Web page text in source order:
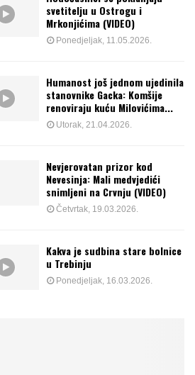
svetitelju u Ostrogu i
Mrkonjićima (VIDEO)
Ponedjeljak, 11.05.2026.
Humanost još jednom ujedinila
stanovnike Gacka: Komšije
renoviraju kuću Milovićima...
Utorak, 21.04.2026.
Nevjerovatan prizor kod
Nevesinja: Mali medvjedići
snimljeni na Crvnju (VIDEO)
Četvrtak, 19.03.2026.
Kakva je sudbina stare bolnice
u Trebinju
Ponedjeljak, 16.03.2026.